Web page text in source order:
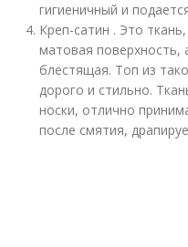
гигиеничный и
Креп-сатин . Это
матовая поверхность,
блестящая. Топ из
дорого и стильно.
носки, отлично
после смятия,